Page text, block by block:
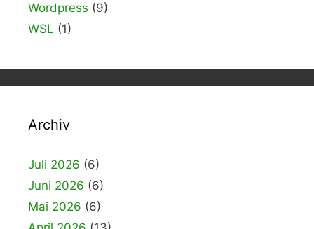
Wordpress (9)
WSL (1)
Archiv
Juli 2026 (6)
Juni 2026 (6)
Mai 2026 (6)